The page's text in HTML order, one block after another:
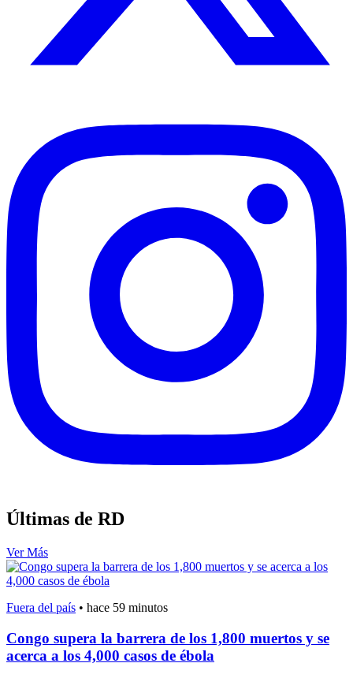
Últimas de RD
Ver Más
Fuera del país • hace 59 minutos
Congo supera la barrera de los 1,800 muertos y se
acerca a los 4,000 casos de ébola